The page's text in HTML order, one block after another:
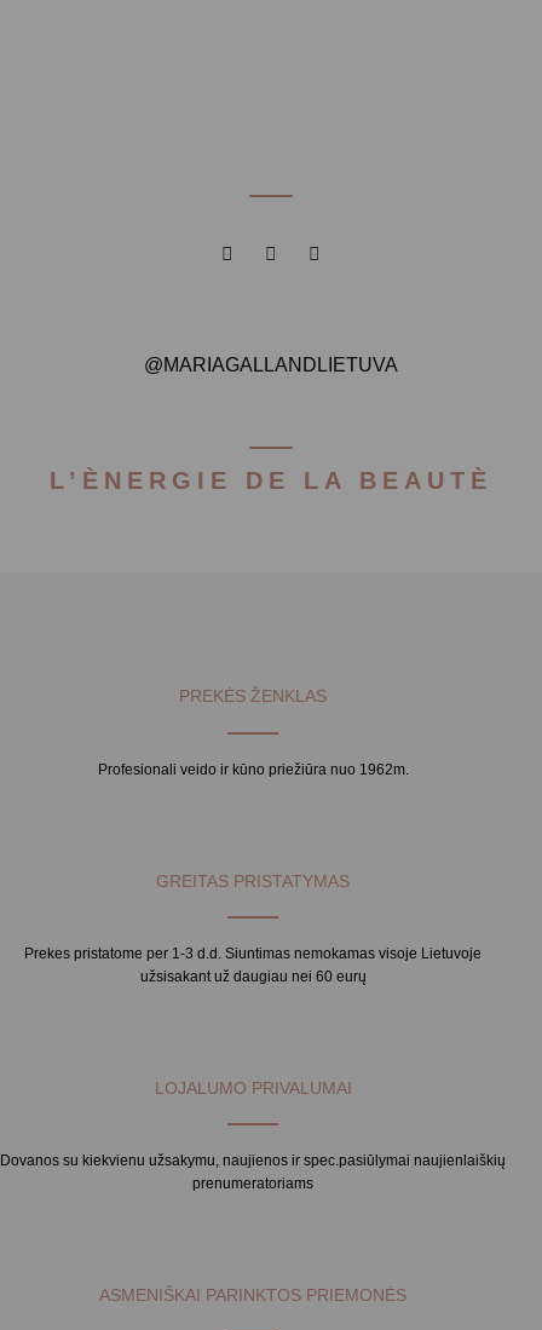
@MARIAGALLANDLIETUVA
L’ÈNERGIE DE LA BEAUTÈ
PREKĖS ŽENKLAS
Profesionali veido ir kūno priežiūra nuo 1962m.
GREITAS PRISTATYMAS
Prekes pristatome per 1-3 d.d. Siuntimas nemokamas visoje Lietuvoje
užsisakant už daugiau nei 60 eurų
LOJALUMO PRIVALUMAI
Dovanos su kiekvienu užsakymu, naujienos ir spec.pasiūlymai naujienlaiškių
prenumeratoriams
ASMENIŠKAI PARINKTOS PRIEMONĖS